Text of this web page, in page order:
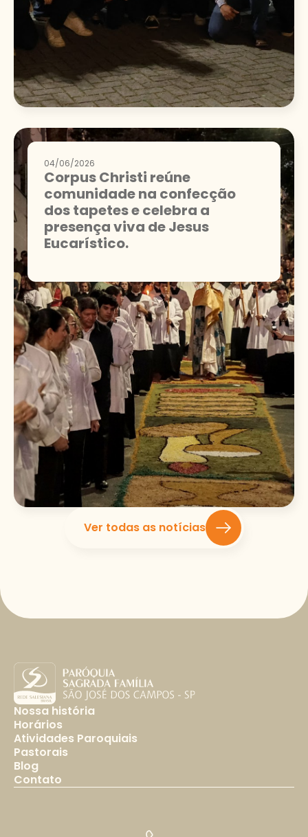
04/06/2026
Corpus Christi reúne
comunidade na confecção
dos tapetes e celebra a
presença viva de Jesus
Eucarístico.
Ver todas as notícias
Nossa história
Horários
Atividades Paroquiais
Pastorais
Blog
Contato